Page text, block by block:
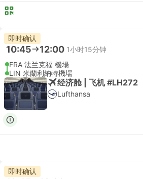
即时确认
10:45 12:00 1小时15分钟
FRA 法兰克福 機場
LIN 米蘭利納特機場
经济舱 | 飞机 #LH272
Lufthansa
即时确认